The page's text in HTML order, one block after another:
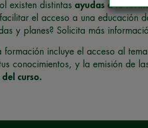
existen distintas ayudas a la
el acceso a una educación
y planes? Solicita más
formación incluye el acceso al
conocimientos, y la emisión de
curso.